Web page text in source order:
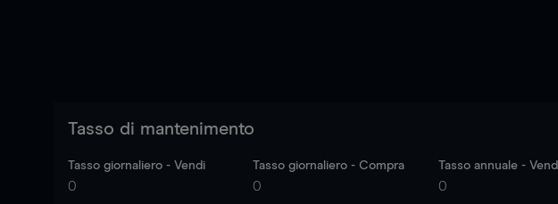
Tasso di mantenimento
Tasso giornaliero - Vendi
0
Tasso giornaliero - Compra
0
Tasso annuale -
0